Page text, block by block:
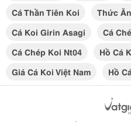
Cá Thần Tiên Koi
Thức
Cá Koi Girin Asagi
Cá
Cá Chép Koi Nt04
Hồ Cá
Giá Cá Koi Việt Nam
Hồ